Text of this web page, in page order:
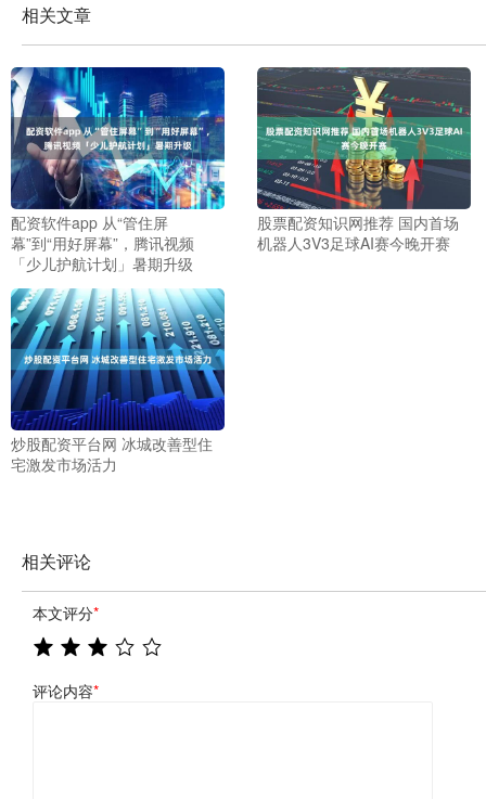
相关文章
配资软件app 从“管住屏
幕”到“用好屏幕”，腾讯视频
「少儿护航计划」暑期升级
股票配资知识网推荐 国内首场
机器人3V3足球AI赛今晚开赛
炒股配资平台网 冰城改善型住
宅激发市场活力
相关评论
本文评分*
评论内容*